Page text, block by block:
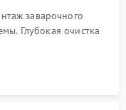
заварочного
Глубокая очистка
жмыха и накипи.
с использованием